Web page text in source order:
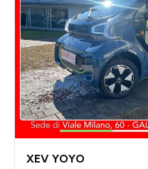
XEV YOYO